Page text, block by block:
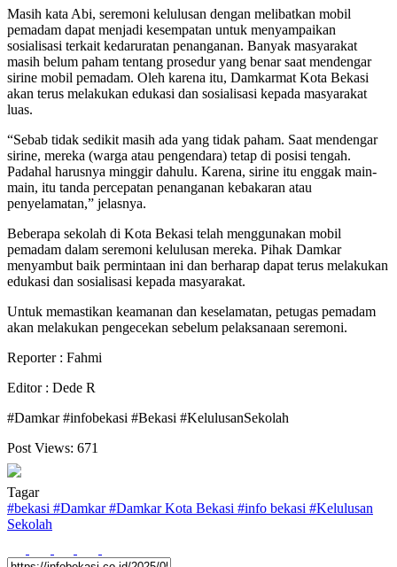
Masih kata Abi, seremoni kelulusan dengan melibatkan mobil
pemadam dapat menjadi kesempatan untuk menyampaikan
sosialisasi terkait kedaruratan penanganan. Banyak masyarakat
masih belum paham tentang prosedur yang benar saat mendengar
sirine mobil pemadam. Oleh karena itu, Damkarmat Kota Bekasi
akan terus melakukan edukasi dan sosialisasi kepada masyarakat
luas.
“Sebab tidak sedikit masih ada yang tidak paham. Saat mendengar
sirine, mereka (warga atau pengendara) tetap di posisi tengah.
Padahal harusnya minggir dahulu. Karena, sirine itu enggak main-
main, itu tanda percepatan penanganan kebakaran atau
penyelamatan,” jelasnya.
Beberapa sekolah di Kota Bekasi telah menggunakan mobil
pemadam dalam seremoni kelulusan mereka. Pihak Damkar
menyambut baik permintaan ini dan berharap dapat terus melakukan
edukasi dan sosialisasi kepada masyarakat.
Untuk memastikan keamanan dan keselamatan, petugas pemadam
akan melakukan pengecekan sebelum pelaksanaan seremoni.
Reporter : Fahmi
Editor : Dede R
#Damkar #infobekasi #Bekasi #KelulusanSekolah
Post Views: 671
Tagar
#bekasi #Damkar#Damkar Kota Bekasi #info bekasi #Kelulusan
Sekolah